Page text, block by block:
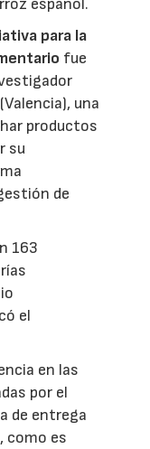
español.
para la
fue
una
productos
su
de
163
el
en las
por el
de entrega
como es